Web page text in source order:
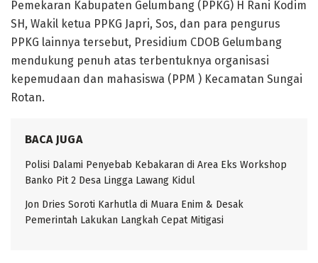
Pemekaran Kabupaten Gelumbang (PPKG) H Rani Kodim
SH, Wakil ketua PPKG Japri, Sos, dan para pengurus
PPKG lainnya tersebut, Presidium CDOB Gelumbang
mendukung penuh atas terbentuknya organisasi
kepemudaan dan mahasiswa (PPM ) Kecamatan Sungai
Rotan.
BACA JUGA
Polisi Dalami Penyebab Kebakaran di Area Eks Workshop
Banko Pit 2 Desa Lingga Lawang Kidul
Jon Dries Soroti Karhutla di Muara Enim & Desak
Pemerintah Lakukan Langkah Cepat Mitigasi